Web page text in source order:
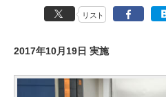
リスト
2017年10月19日 実施